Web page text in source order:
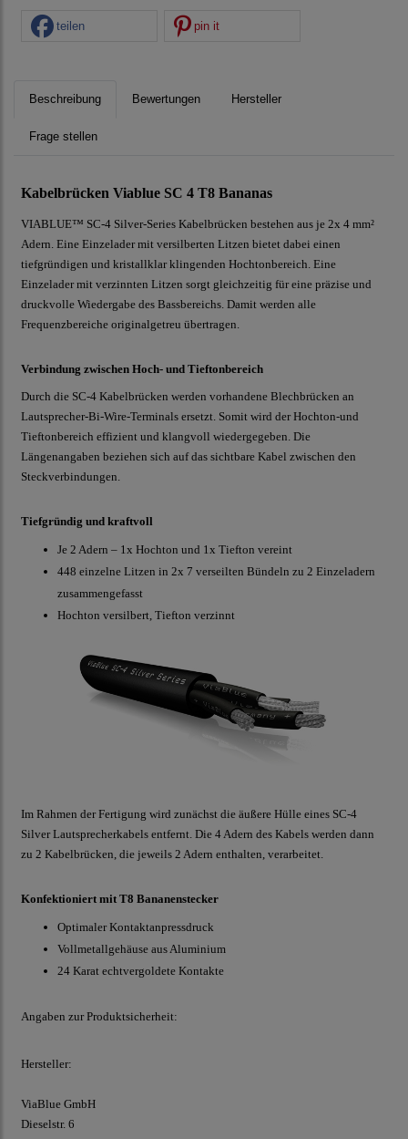
teilen pin it
Beschreibung Bewertungen Hersteller
Frage stellen
Kabelbrücken Viablue SC 4 T8 Bananas
VIABLUE™ SC-4 Silver-Series Kabelbrücken bestehen aus je 2x 4 mm²
Adern. Eine Einzelader mit versilberten Litzen bietet dabei einen
tiefgründigen und kristallklar klingenden Hochtonbereich. Eine
Einzelader mit verzinnten Litzen sorgt gleichzeitig für eine präzise und
druckvolle Wiedergabe des Bassbereichs. Damit werden alle
Frequenzbereiche originalgetreu übertragen.
Verbindung zwischen Hoch- und Tieftonbereich
Durch die SC-4 Kabelbrücken werden vorhandene Blechbrücken an
Lautsprecher-Bi-Wire-Terminals ersetzt. Somit wird der Hochton-und
Tieftonbereich effizient und klangvoll wiedergegeben. Die
Längenangaben beziehen sich auf das sichtbare Kabel zwischen den
Steckverbindungen.
Tiefgründig und kraftvoll
Je 2 Adern – 1x Hochton und 1x Tiefton vereint
448 einzelne Litzen in 2x 7 verseilten Bündeln zu 2 Einzeladern
zusammengefasst
Hochton versilbert, Tiefton verzinnt
Im Rahmen der Fertigung wird zunächst die äußere Hülle eines SC-4
Silver Lautsprecherkabels entfernt. Die 4 Adern des Kabels werden dann
zu 2 Kabelbrücken, die jeweils 2 Adern enthalten, verarbeitet.
Konfektioniert mit T8 Bananenstecker
Optimaler Kontaktanpressdruck
Vollmetallgehäuse aus Aluminium
24 Karat echtvergoldete Kontakte
Angaben zur Produktsicherheit:
Hersteller:
ViaBlue GmbH
Dieselstr. 6